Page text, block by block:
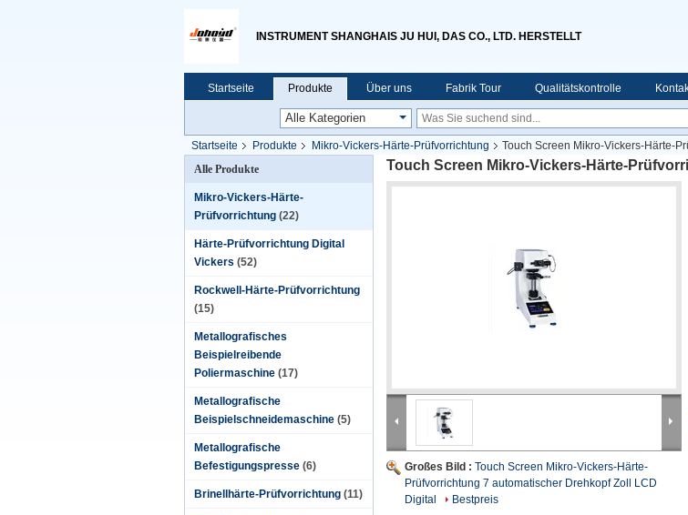
INSTRUMENT SHANGHAIS JU HUI, DAS CO., LTD. HERSTELLT
Startseite Produkte Über uns Fabrik Tour Qualitätskontrolle
Startseite Produkte Mikro-Vickers-Härte-Prüfvorrichtung
Touch Screen Mikro-Vickers-Härte-
Alle Produkte
Mikro-Vickers-Härte-
Prüfvorrichtung (22)
Härte-Prüfvorrichtung Digital
Vickers (52)
Rockwell-Härte-Prüfvorrichtung
(15)
Metallografisches
Beispielreibende
Poliermaschine (17)
Metallografische
Beispielschneidemaschine (5)
Metallografische
Befestigungspresse (6)
Brinellhärte-Prüfvorrichtung (11)
Touch Screen Mikro-Vickers-Härte-
Großes Bild : Touch Screen Mikro-Vickers-Härte-
Prüfvorrichtung 7 automatischer Drehkopf Zoll LCD
Digital
Bestpreis